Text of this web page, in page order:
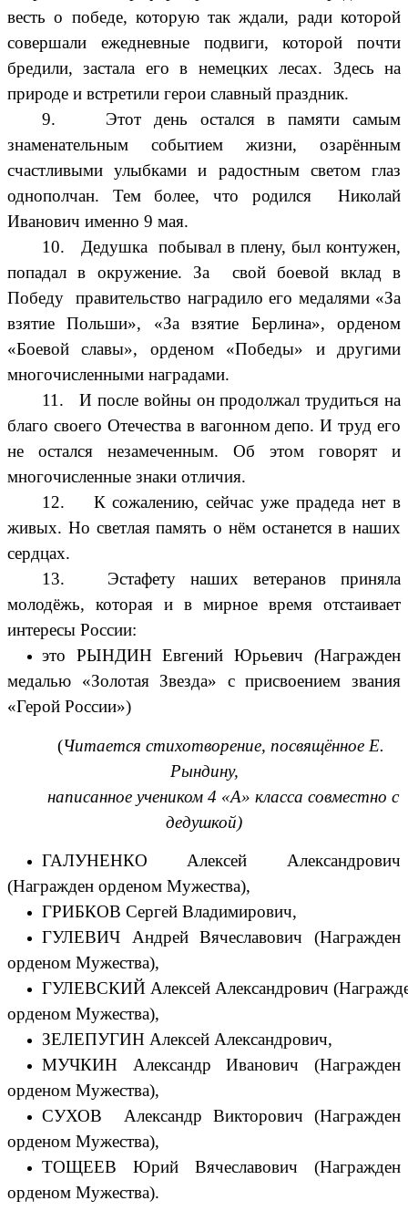
весть о победе, которую так ждали, ради которой
совершали ежедневные подвиги, которой почти
бредили, застала его в немецких лесах. Здесь на
природе и встретили герои славный праздник.
9. Этот день остался в памяти самым
знаменательным событием жизни, озарённым
счастливыми улыбками и радостным светом глаз
однополчан. Тем более, что родился Николай
Иванович именно 9 мая.
10. Дедушка побывал в плену, был контужен,
попадал в окружение. За свой боевой вклад в
Победу правительство наградило его медалями «За
взятие Польши», «За взятие Берлина», орденом
«Боевой славы», орденом «Победы» и другими
многочисленными наградами.
11. И после войны он продолжал трудиться на
благо своего Отечества в вагонном депо. И труд его
не остался незамеченным. Об этом говорят и
многочисленные знаки отличия.
12. К сожалению, сейчас уже прадеда нет в
живых. Но светлая память о нём останется в наших
сердцах.
13. Эстафету наших ветеранов приняла
молодёжь, которая и в мирное время отстаивает
интересы России:
это РЫНДИН Евгений Юрьевич (Награжден
медалью «Золотая Звезда» с присвоением звания
«Герой России»)
(Читается стихотворение, посвящённое Е.
Рындину,
написанное учеником 4 «А» класса совместно с
дедушкой)
ГАЛУНЕНКО Алексей Александрович
(Награжден орденом Мужества),
ГРИБКОВ Сергей Владимирович,
ГУЛЕВИЧ Андрей Вячеславович (Награжден
орденом Мужества),
ГУЛЕВСКИЙ Алексей Александрович (
орденом Мужества),
ЗЕЛЕПУГИН Алексей Александрович,
МУЧКИН
Александр Иванович (Награжден
орденом Мужества),
СУХОВ Александр Викторович (Награжден
орденом Мужества),
ТОЩЕЕВ Юрий Вячеславович (Награжден
орденом Мужества).